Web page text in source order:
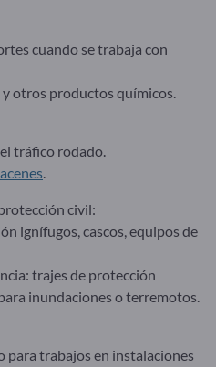
cuando se trabaja con
y otros productos químicos.
tráfico rodado.
.
civil:
ignífugos, cascos, equipos de
trajes de protección
inundaciones o terremotos.
para trabajos en instalaciones